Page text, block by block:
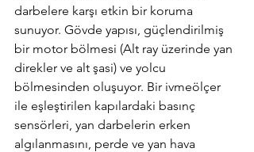
darbelere karşı etkin bir koruma
sunuyor. Gövde yapısı, güçlendirilmiş
bir motor bölmesi (Alt ray üzerinde yan
direkler ve alt şasi) ve yolcu
bölmesinden oluşuyor. Bir ivmeölçer
ile eşleştirilen kapılardaki basınç
sensörleri, yan darbelerin erken
algılanmasını, perde ve yan hava